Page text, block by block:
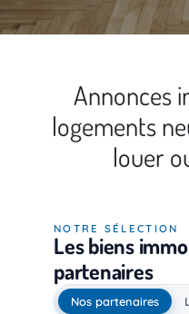
Annonces
logements
louer
NOTRE SÉLECTION
Les biens
partenaires
Nos partenaires